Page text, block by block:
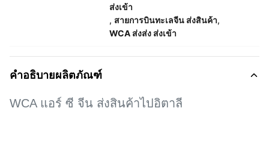
ส่งเข้า
, สายการบินทะเลจีน ส่งสินค้า,
WCA ส่งส่ง ส่งเข้า
คำอธิบายผลิตภัณฑ์
WCA แอร์ ซี จีน ส่งสินค้าไปอิตาลี